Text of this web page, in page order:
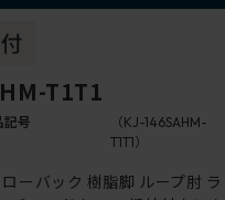
T1T1
記号
（KJ-146SAHM-
T1T1）